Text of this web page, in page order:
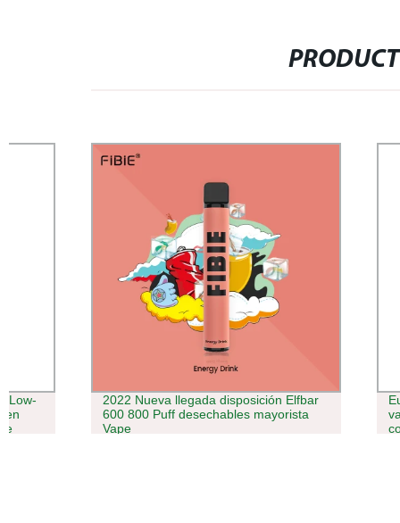
2022 Nueva llegada disposición Elfbar
600 800 Puff desechables mayorista
Europa
vaporizador
compacto